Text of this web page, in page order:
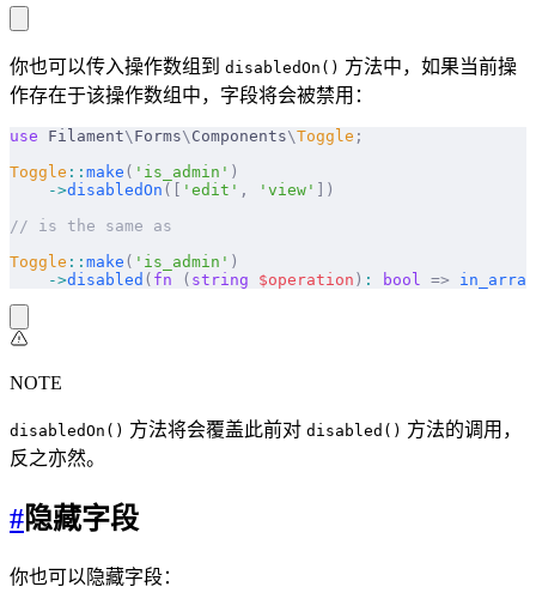
你也可以传入操作数组到 disabledOn() 方法中，如果当前操
作存在于该操作数组中，字段将会被禁用：
use Filament\ Forms\ Components\Toggle ;
Toggle :: make ( 'is_admin' )
    ->
disabledOn ([ 'edit' , 'view'
])
// is the same as
Toggle :: make ( 'is_admin' )
    ->
disabled ( fn ( string $operation ) : bool => in_array
NOTE
disabledOn() 方法将会覆盖此前对 disabled() 方法的调用，
反之亦然。
#隐藏字段
你也可以隐藏字段：